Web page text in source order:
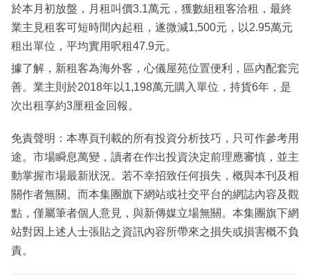
於本月初放盤，月租叫價3.1萬元，獲數組租客洽租，最終
業主見租客可短時間內起租，遂微減1,500元，以2.95萬元
租出單位，平均實用呎租47.9元。
據了解，新租客為海外客，心儀屋苑位置便利，區內配套完
善。業主則於2018年以1,198萬元購入單位，持貨6年，是
次出租享約3厘租金回報。
免責聲明：本專頁刊載的所有投資分析技巧，只可作參考用
途。市場瞬息萬變，讀者在作出投資決定前理應審慎，並主
動掌握市場最新狀況。若不幸招致任何損失，概與本刊及相
關作者無關。而本集團旗下網站或社交平台的網誌內容及觀
點，僅屬筆者個人意見，與新傳媒立場無關。本集團旗下網
站對因上述人士張貼之資訊內容所帶來之損失或損害概不負
責。